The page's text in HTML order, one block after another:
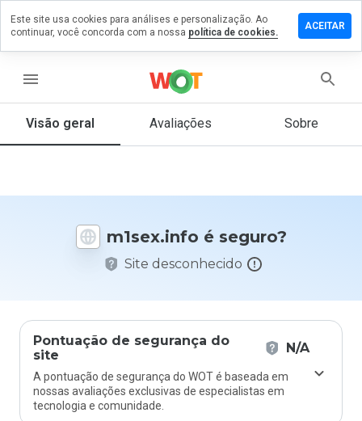
menu
Visão geral Avaliações Sobre
m1sex.info é seguro?
Site desconhecido
Pontuação de segurança do
site
N/A
A pontuação de segurança do WOT é baseada em
nossas avaliações exclusivas de especialistas em
tecnologia e comunidade.
um
que
Este site usa cookies para análises e personalização. Ao
continuar, você concorda com a nossa política de cookies.
ACEITAR